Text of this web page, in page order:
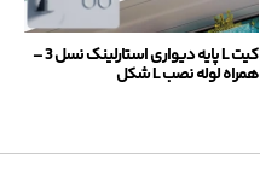
کیت L پایه دیواری استارلینک نسل 3 –
همراه لوله نصب L شکل